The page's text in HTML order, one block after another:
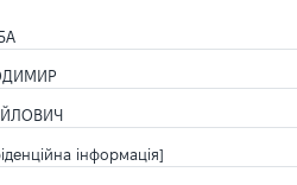
інформація]